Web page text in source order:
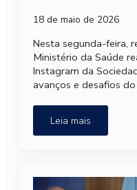
18 de maio de 2026
Nesta segunda-feira,
Ministério da Saúde
Instagram da
avanços e desafios
Leia mais